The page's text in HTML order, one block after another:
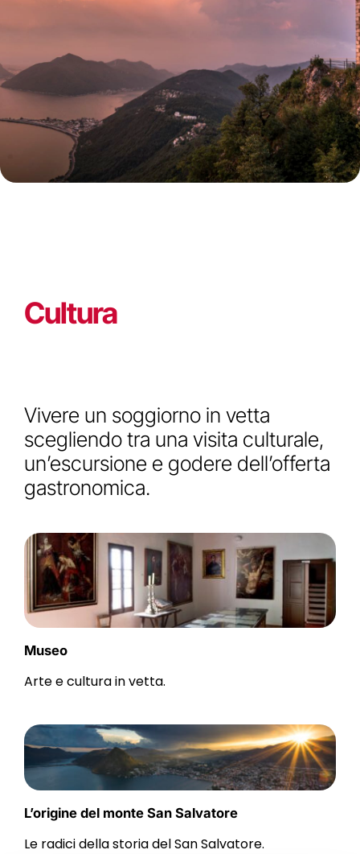
Cultura
Vivere un soggiorno in vetta
scegliendo tra una visita culturale,
un’escursione e godere dell’offerta
gastronomica.
Museo
Arte e cultura in vetta.
L’origine del monte San Salvatore
Le radici della storia del San Salvatore.